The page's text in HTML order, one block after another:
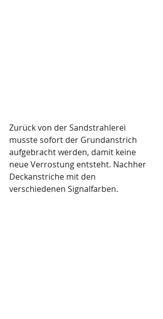
Zurück von der Sandstrahlerei
musste sofort der Grundanstrich
aufgebracht werden, damit keine
neue Verrostung entsteht. Nachher
Deckanstriche mit den
verschiedenen Signalfarben.